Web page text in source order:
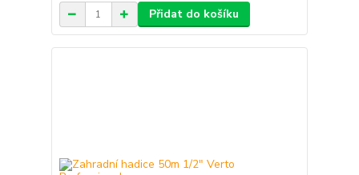
Přidat do košíku